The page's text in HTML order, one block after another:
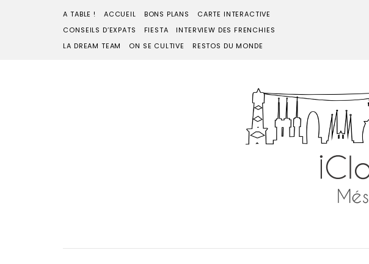
A TABLE ! ACCUEIL BONS PLANS
CARTE INTERACTIVE
CONSEILS D’EXPATS
FIESTA
INTERVIEW DES FRENCHIES
LA DREAM TEAM
ON SE CULTIVE RESTOS DU MONDE